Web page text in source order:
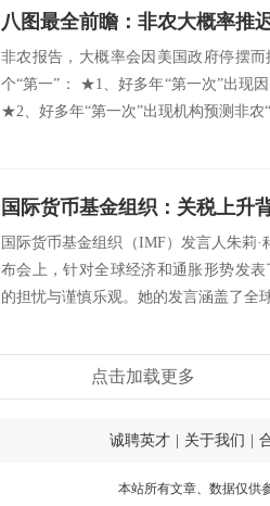
八图最全前瞻：非农大概率推
非农报告，大概率会因美国政府停摆
个“第一”： ★1、好多年“第一次”出现
★2、好多年“第一次”出现机构预测非农
国际货币基金组织（IMF）发言人朱莉·
布会上，针对全球经济和通胀形势发
的担忧与谨慎乐观。她的发言涵盖了全
点击加载更多
诚聘英才 关于我们
本站所有文章、数据仅供